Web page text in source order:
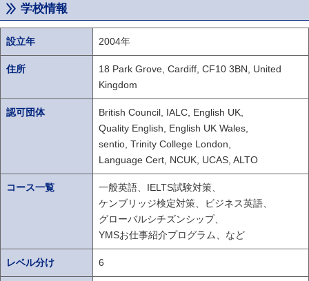
学校情報
設立年 2004年
住所
18 Park Grove, Cardiff, CF10 3BN, United
Kingdom
認可団体
British Council, IALC, English UK,
Quality English, English UK Wales,
sentio, Trinity College London,
Language Cert, NCUK, UCAS, ALTO
コース一覧
一般英語、IELTS試験対策、
ケンブリッジ検定対策、ビジネス英語、
グローバルシチズンシップ、
YMSお仕事紹介プログラム、など
レベル分け 6